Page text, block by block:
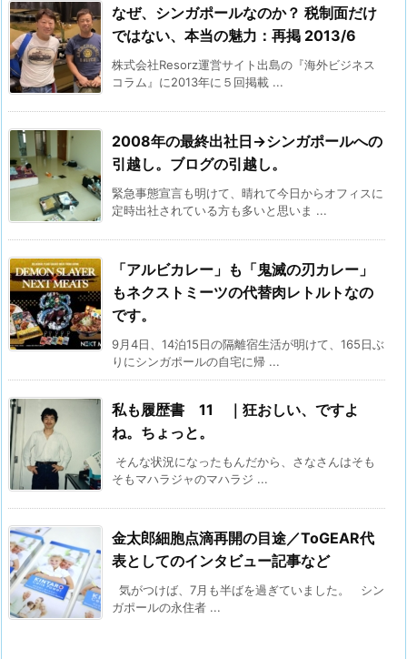
なぜ、シンガポールなのか？ 税制面だけ
ではない、本当の魅力：再掲 2013/6
株式会社Resorz運営サイト出島の『海外ビジネス
コラム』に2013年に５回掲載 ...
2008年の最終出社日→シンガポールへの
引越し。ブログの引越し。
緊急事態宣言も明けて、晴れて今日からオフィスに
定時出社されている方も多いと思いま ...
「アルビカレー」も「鬼滅の刃カレー」
もネクストミーツの代替肉レトルトなの
です。
9月4日、14泊15日の隔離宿生活が明けて、165日ぶ
りにシンガポールの自宅に帰 ...
私も履歴書 11 ｜狂おしい、ですよ
ね。ちょっと。
そんな状況になったもんだから、さなさんはそも
そもマハラジャのマハラジ ...
金太郎細胞点滴再開の目途／ToGEAR代
表としてのインタビュー記事など
気がつけば、7月も半ばを過ぎていました。 シン
ガポールの永住者 ...